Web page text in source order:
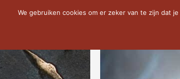
NOW TRENDING: THE
We gebruiken cookies om er zeker van te zijn dat